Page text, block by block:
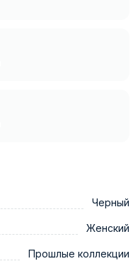
Черный
Женский
Прошлые коллекции